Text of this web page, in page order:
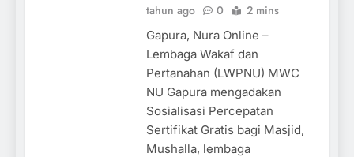
tahun ago
0 2 mins
Gapura, Nura Online –
Lembaga Wakaf dan
Pertanahan (LWPNU) MWC
NU Gapura mengadakan
Sosialisasi Percepatan
Sertifikat Gratis bagi Masjid,
Mushalla, lembaga